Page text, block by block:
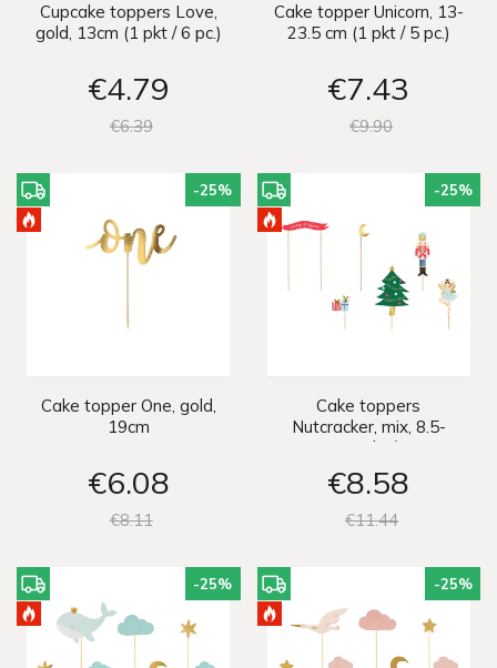
Cupcake toppers Love,
gold, 13cm (1 pkt / 6 pc.)
€4 79
€639
Cake topper Unicorn, 13-
23.5 cm (1 pkt / 5 pc.)
€7 43
€990
-25%
Cake topper One, gold,
19cm
€6 08
€811
-25%
Cake toppers
Nutcracker, mix, 8.5-
19cm (1 pkt / 6 pc.)
€8 58
€1144
-25% -25%